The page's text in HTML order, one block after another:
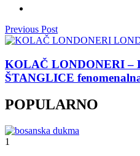
Previous Post
KOLAČ LONDONERI –
ŠTANGLICE
POPULARNO
1